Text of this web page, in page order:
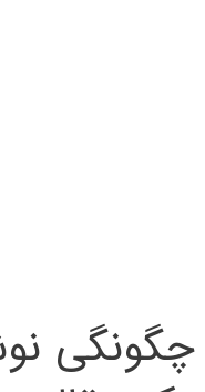
چگونگی